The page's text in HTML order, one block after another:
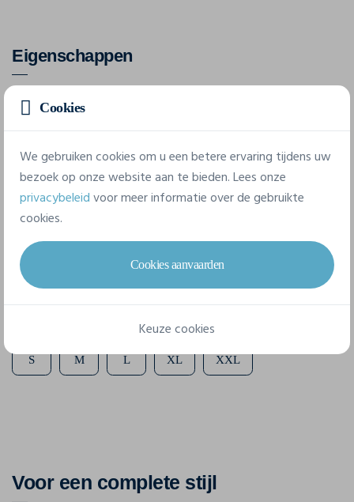
Eigenschappen
Merk
Craft
Referentie
1916674
Samenstelling
91% Gerecycled polyamide, 9% Elastaan
5 beschikbare maten
S M L XL XXL
Voor een complete stijl
Cookies
We gebruiken cookies om u een betere ervaring tijdens uw
bezoek op onze website aan te bieden. Lees onze
privacybeleidvoor meer informatie over de gebruikte
cookies.
Cookies aanvaarden
Keuze cookies